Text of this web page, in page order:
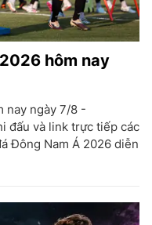
hôm nay
nay ngày 7/8 -
đấu và link trực tiếp các
Đông Nam Á 2026 diễn